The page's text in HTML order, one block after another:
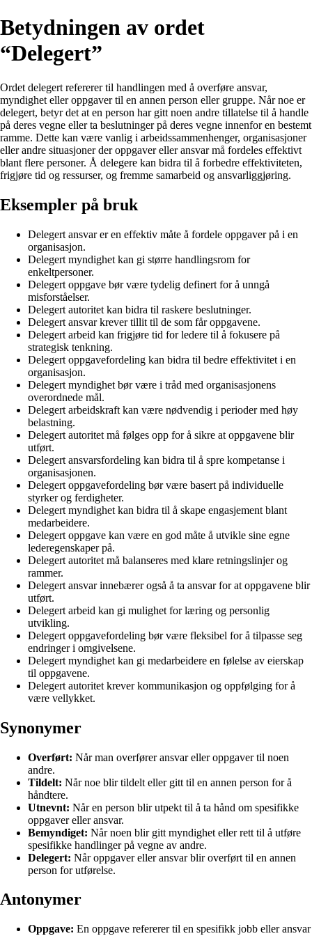
Betydningen av ordet
“Delegert”
Ordet delegert refererer til handlingen med å overføre ansvar,
myndighet eller oppgaver til en annen person eller gruppe. Når noe er
delegert, betyr det at en person har gitt noen andre tillatelse til å handle
på deres vegne eller ta beslutninger på deres vegne innenfor en bestemt
ramme. Dette kan være vanlig i arbeidssammenhenger, organisasjoner
eller andre situasjoner der oppgaver eller ansvar må fordeles effektivt
blant flere personer. Å delegere kan bidra til å forbedre effektiviteten,
frigjøre tid og ressurser, og fremme samarbeid og ansvarliggjøring.
Eksempler på bruk
Delegert ansvar er en effektiv måte å fordele oppgaver på i en
organisasjon.
Delegert myndighet kan gi større handlingsrom for
enkeltpersoner.
Delegert oppgave bør være tydelig definert for å unngå
misforståelser.
Delegert autoritet kan bidra til raskere beslutninger.
Delegert ansvar krever tillit til de som får oppgavene.
Delegert arbeid kan frigjøre tid for ledere til å fokusere på
strategisk tenkning.
Delegert oppgavefordeling kan bidra til bedre effektivitet i en
organisasjon.
Delegert myndighet bør være i tråd med organisasjonens
overordnede mål.
Delegert arbeidskraft kan være nødvendig i perioder med høy
belastning.
Delegert autoritet må følges opp for å sikre at oppgavene blir
utført.
Delegert ansvarsfordeling kan bidra til å spre kompetanse i
organisasjonen.
Delegert oppgavefordeling bør være basert på individuelle
styrker og ferdigheter.
Delegert myndighet kan bidra til å skape engasjement blant
medarbeidere.
Delegert oppgave kan være en god måte å utvikle sine egne
lederegenskaper på.
Delegert autoritet må balanseres med klare retningslinjer og
rammer.
Delegert ansvar innebærer også å ta ansvar for at oppgavene blir
utført.
Delegert arbeid kan gi mulighet for læring og personlig
utvikling.
Delegert oppgavefordeling bør være fleksibel for å tilpasse seg
endringer i omgivelsene.
Delegert myndighet kan gi medarbeidere en følelse av eierskap
til oppgavene.
Delegert autoritet krever kommunikasjon og oppfølging for å
være vellykket.
Synonymer
Overført: Når man overfører ansvar eller oppgaver til noen
andre.
Tildelt: Når noe blir tildelt eller gitt til en annen person for å
håndtere.
Utnevnt: Når en person blir utpekt til å ta hånd om spesifikke
oppgaver eller ansvar.
Bemyndiget: Når noen blir gitt myndighet eller rett til å utføre
spesifikke handlinger på vegne av andre.
Delegert: Når oppgaver eller ansvar blir overført til en annen
person for utførelse.
Antonymer
Oppgave: En oppgave refererer til en spesifikk jobb eller ansvar